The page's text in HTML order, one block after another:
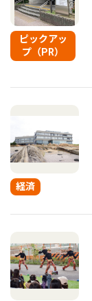
ピックアッ
プ（PR）
経済